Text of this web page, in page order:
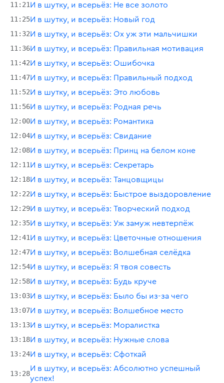
11:21И в шутку, и всерьёз: Не все золото
11:25И в шутку, и всерьёз: Новый год
11:32И в шутку, и всерьёз: Ох уж эти мальчишки
11:36И в шутку, и всерьёз: Правильная мотивация
11:42И в шутку, и всерьёз: Ошибочка
11:47И в шутку, и всерьёз: Правильный подход
11:52И в шутку, и всерьёз: Это любовь
11:56И в шутку, и всерьёз: Родная речь
12:00И в шутку, и всерьёз: Романтика
12:04И в шутку, и всерьёз: Свидание
12:08И в шутку, и всерьёз: Принц на белом коне
12:11И в шутку, и всерьёз: Секретарь
12:18И в шутку, и всерьёз: Танцовщицы
12:22И в шутку, и всерьёз: Быстрое выздоровление
12:29И в шутку, и всерьёз: Творческий подход
12:35И в шутку, и всерьёз: Уж замуж невтерпёж
12:41И в шутку, и всерьёз: Цветочные отношения
12:47И в шутку, и всерьёз: Волшебная селёдка
12:54И в шутку, и всерьёз: Я твоя совесть
12:58И в шутку, и всерьёз: Будь круче
13:03И в шутку, и всерьёз: Было бы из-за чего
13:07И в шутку, и всерьёз: Волшебное место
13:13И в шутку, и всерьёз: Моралистка
13:18И в шутку, и всерьёз: Нужные слова
13:24И в шутку, и всерьёз: Сфоткай
13:28
И в шутку, и всерьёз: Абсолютно успешный
успех!